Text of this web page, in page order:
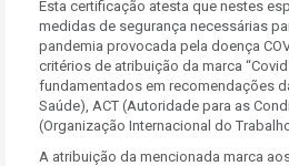
Esta certificação atesta que nestes
medidas de segurança necessárias
pandemia provocada pela doença
critérios de atribuição da marca
fundamentados em recomendações
Saúde), ACT (Autoridade para as
(Organização Internacional do
A atribuição da mencionada marca